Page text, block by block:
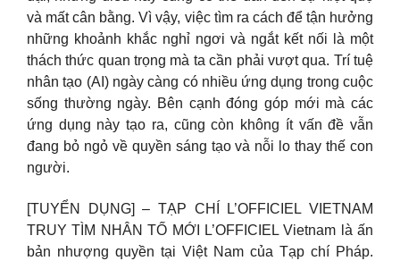
và mất cân bằng. Vì vậy, việc tìm ra cách để tận hưởng
những khoảnh khắc nghỉ ngơi và ngắt kết nối là một
thách thức quan trọng mà ta cần phải vượt qua. Trí tuệ
nhân tạo (AI) ngày càng có nhiều ứng dụng trong cuộc
sống thường ngày. Bên cạnh đóng góp mới mà các
ứng dụng này tạo ra, cũng còn không ít vấn đề vẫn
đang bỏ ngỏ về quyền sáng tạo và nỗi lo thay thế con
người.
[TUYỂN DỤNG] – TẠP CHÍ L’OFFICIEL VIETNAM
TRUY TÌM NHÂN TỐ MỚI L’OFFICIEL Vietnam là ấn
bản nhượng quyền tại Việt Nam của Tạp chí Pháp.